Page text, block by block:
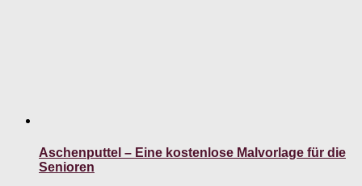
Aschenputtel – Eine kostenlose Malvorlage für die
Senioren